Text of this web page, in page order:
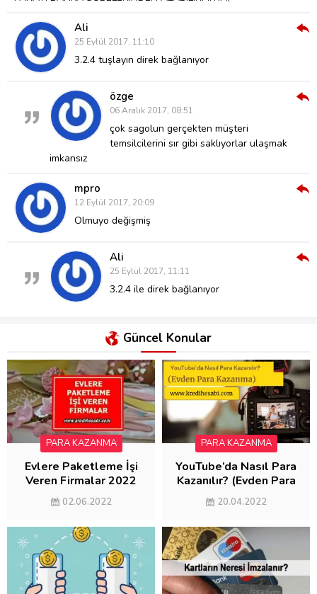
Ali
25 Eylül 2017, 11:10
3.2.4 tuşlayın direk bağlanıyor
özge
06 Aralık 2017, 08:51
çok sagolun gerçekten müşteri
temsilcilerini sır gibi saklıyorlar ulaşmak
imkansız
mpro
12 Eylül 2017, 20:09
Olmuyo değişmiş
Ali
25 Eylül 2017, 11:11
3.2.4 ile direk bağlanıyor
Güncel Konular
PARA KAZANMA
Evlere Paketleme İşi
Veren Firmalar 2022
(AYDA 5000 KAZAN)
02.06.2022
PARA KAZANMA
YouTube’da Nasıl Para
Kazanılır? (Evden Para
Kazanma)
20.04.2022